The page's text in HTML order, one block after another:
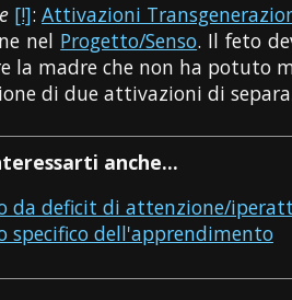
[!]:Attivazioni
nel Progetto/Senso. Il feto
la madre che non ha potuto
di due attivazioni di
anche...
da deficit di attenzione/
specifico dell'apprendimento